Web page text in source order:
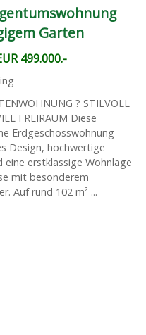
Garten
499.000.-
? STILVOLL
FREIRAUM Diese
Erdgeschosswohnung
Design, hochwertige
erstklassige Wohnlage
mit besonderem
Auf rund 102 m² ...